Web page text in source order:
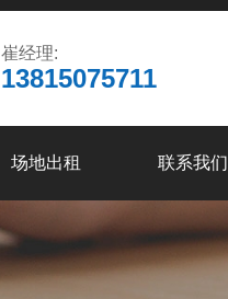
崔经理:
13815075711
场地出租 联系我们